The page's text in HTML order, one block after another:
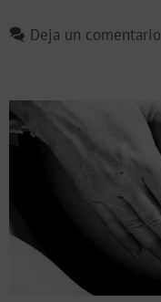
Deja un comentario